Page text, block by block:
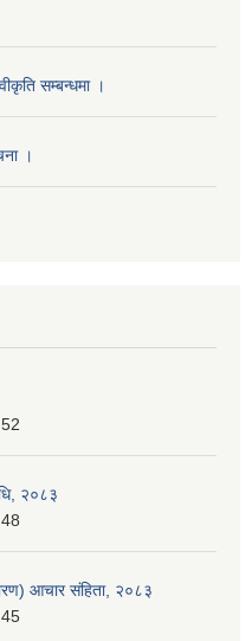
सम्बन्धमा ।
।
२०८३
आचार संहिता, २०८३